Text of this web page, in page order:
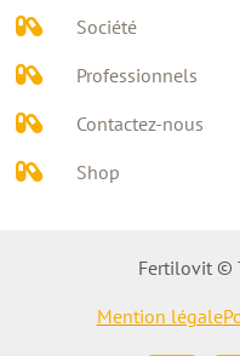
Société
Professionnels
Contactez-nous
Shop
Fertilovit ©
Mention légale